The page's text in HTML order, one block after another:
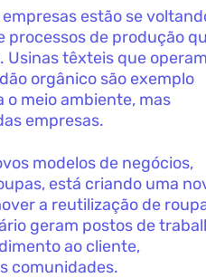
empresas estão se
processos de produção
têxteis que operam
orgânico são exemplo
o meio ambiente, mas
empresas.
modelos de negócios,
está criando uma
a reutilização de
geram postos de
ao cliente,
comunidades.